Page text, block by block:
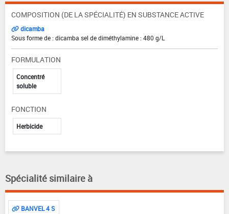
COMPOSITION (DE LA SPÉCIALITÉ) EN SUBSTANCE ACTIVE
dicamba
Sous forme de : dicamba sel de diméthylamine : 480 g/L
FORMULATION
Concentré
soluble
FONCTION
Herbicide
Spécialité similaire à
BANVEL 4 S